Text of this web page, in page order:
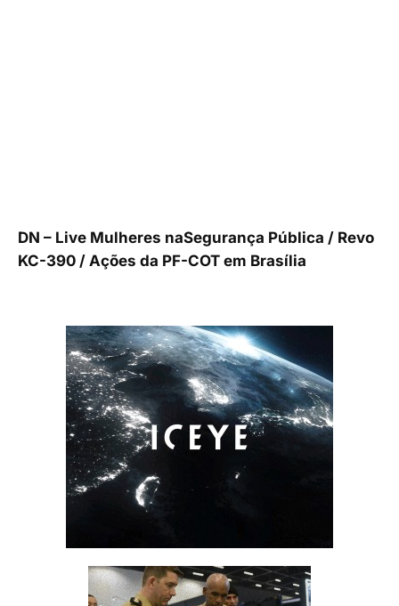
DN – Live Mulheres naSegurança Pública / Revo
KC-390 / Ações da PF-COT em Brasília